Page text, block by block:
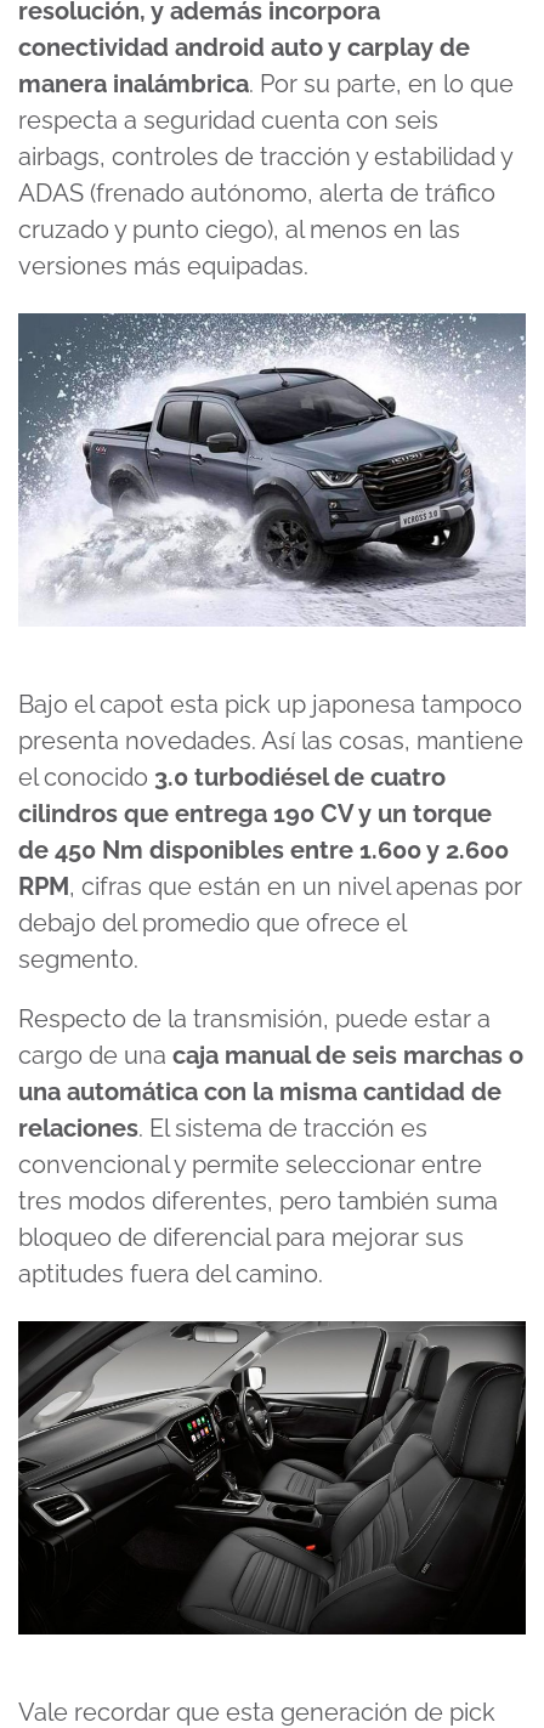
resolución, y además incorpora
conectividad android auto y carplay de
manera inalámbrica. Por su parte, en lo que
respecta a seguridad cuenta con seis
airbags, controles de tracción y estabilidad y
ADAS (frenado autónomo, alerta de tráfico
cruzado y punto ciego), al menos en las
versiones más equipadas.
Bajo el capot esta pick up japonesa tampoco
presenta novedades. Así las cosas, mantiene
el conocido 3.0 turbodiésel de cuatro
cilindros que entrega 190 CV y un torque
de 450 Nm disponibles entre 1.600 y 2.600
RPM, cifras que están en un nivel apenas por
debajo del promedio que ofrece el
segmento.
Respecto de la transmisión, puede estar a
cargo de una caja manual de seis marchas o
una automática con la misma cantidad de
relaciones. El sistema de tracción es
convencional y permite seleccionar entre
tres modos diferentes, pero también suma
bloqueo de diferencial para mejorar sus
aptitudes fuera del camino.
Vale recordar que esta generación de pick